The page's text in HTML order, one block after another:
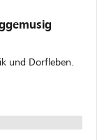
und Dorfleben.